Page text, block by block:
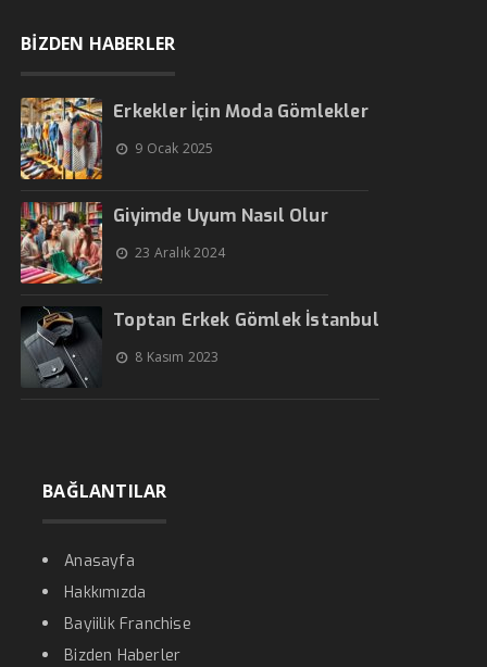
BİZDEN HABERLER
Erkekler İçin Moda Gömlekler
9 Ocak 2025
Giyimde Uyum Nasıl Olur
23 Aralık 2024
Toptan Erkek Gömlek İstanbul
8 Kasım 2023
BAĞLANTILAR
Anasayfa
Hakkımızda
Bayiilik Franchise
Bizden Haberler